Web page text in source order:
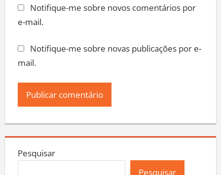
Notifique-me sobre novos comentários por
e-mail.
Notifique-me sobre novas publicações por e-
mail.
Pesquisar